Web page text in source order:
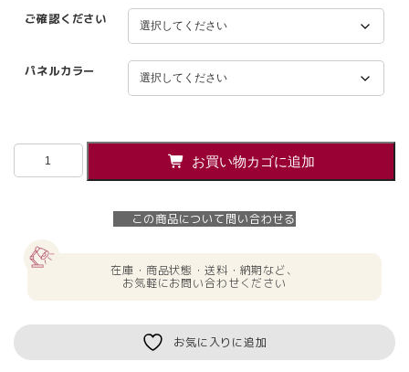
ご確認ください
パネルカラー
【法
品
フ
お買い物カゴに追加
この商品について問い合わせる
在庫・商品状態・送料・納期など、
お気軽にお問い合わせください
お気に入りに追加